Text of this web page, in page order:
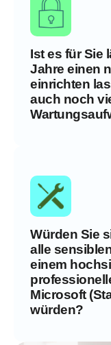
Ist es für Sie
Jahre einen
einrichten
auch noch
Würden Sie
alle
einem
Microsoft
würden?